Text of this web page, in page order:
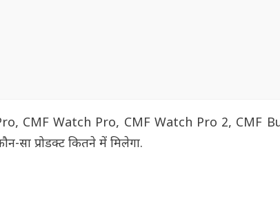
CMF Watch Pro, CMF Watch Pro 2, CMF
प्रोडक्ट कितने में मिलेगा.